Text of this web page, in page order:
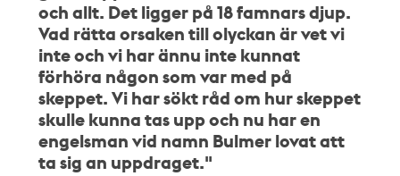
och allt. Det ligger på 18 famnars djup.
Vad rätta orsaken till olyckan är vet vi
inte och vi har ännu inte kunnat
förhöra någon som var med på
skeppet. Vi har sökt råd om hur skeppet
skulle kunna tas upp och nu har en
engelsman vid namn Bulmer lovat att
ta sig an uppdraget."